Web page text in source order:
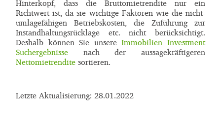
Richtwert ist, da sie wichtige Faktoren wie die nicht-
umlagefähigen Betriebskosten, die Zuführung zur
Instandhaltungsrücklage etc. nicht berücksichtigt.
Deshalb können Sie unsereImmobilien Investment
Suchergebnisse nach der aussagekräftigeren
Nettomietrenditesortieren.
Letzte Aktualisierung: 28.01.2022